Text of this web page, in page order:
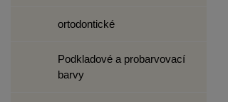
ortodontické
Podkladové a probarvovací
barvy